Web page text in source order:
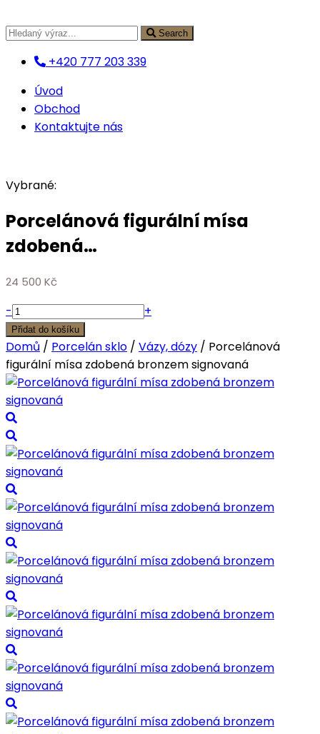
k
Search
+420 777 203 339
Úvod
Obchod
Kontaktujte nás
Vybrané:
Porcelánová figurální mísa
zdobená…
24 500 Kč
Porcelánová
figurální
mísa
zdobená
bronzem
signovaná
množství
- +
Přidat do košíku
Domů / Porcelán sklo / Vázy, dózy / Porcelánová
figurální mísa zdobená bronzem signovaná